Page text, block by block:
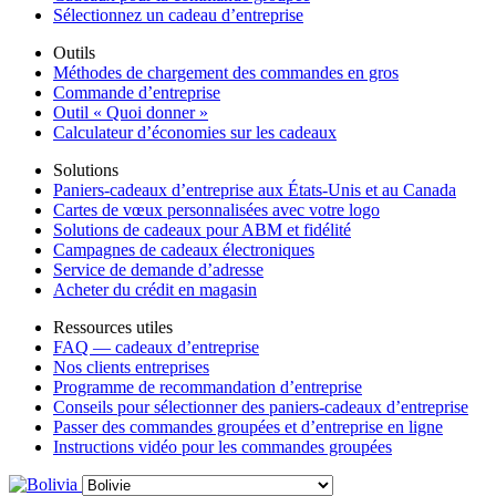
Sélectionnez un cadeau d’entreprise
Outils
Méthodes de chargement des commandes en gros
Commande d’entreprise
Outil « Quoi donner »
Calculateur d’économies sur les cadeaux
Solutions
Paniers-cadeaux d’entreprise aux États-Unis et au Canada
Cartes de vœux personnalisées avec votre logo
Solutions de cadeaux pour ABM et fidélité
Campagnes de cadeaux électroniques
Service de demande d’adresse
Acheter du crédit en magasin
Ressources utiles
FAQ — cadeaux d’entreprise
Nos clients entreprises
Programme de recommandation d’entreprise
Conseils pour sélectionner des paniers-cadeaux d’entreprise
Passer des commandes groupées et d’entreprise en ligne
Instructions vidéo pour les commandes groupées